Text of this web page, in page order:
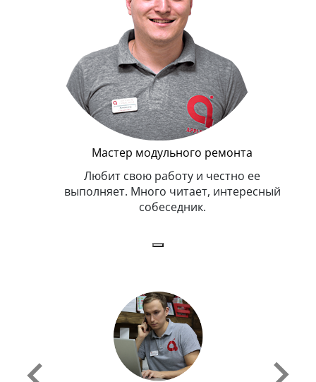
Мастер модульного ремонта
Любит свою работу и честно ее
выполняет. Много читает, интересный
собеседник.